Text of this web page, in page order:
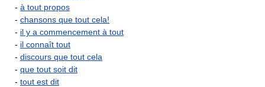
- à tout propos
- chansons que tout cela!
- il y a commencement à tout
- il connaît tout
- discours que tout cela
- que tout soit dit
- tout est dit